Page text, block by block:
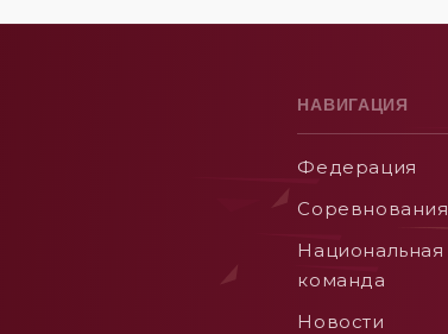
НАВИГАЦИЯ
Федерация
Соревнования
Национальная
команда
Новости